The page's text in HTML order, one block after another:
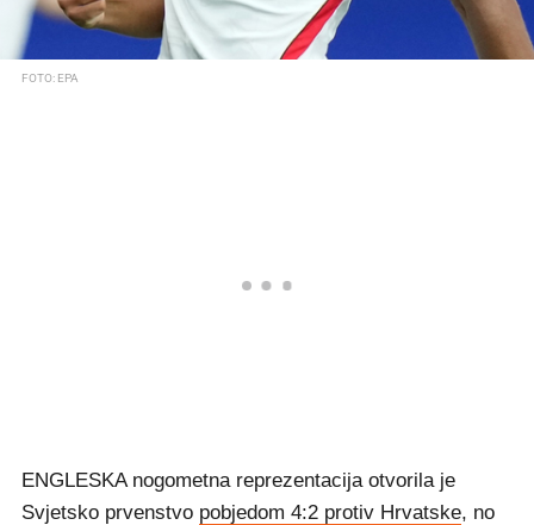
FOTO: EPA
ENGLESKA nogometna reprezentacija otvorila je
Svjetsko prvenstvo pobjedom 4:2 protiv Hrvatske, no